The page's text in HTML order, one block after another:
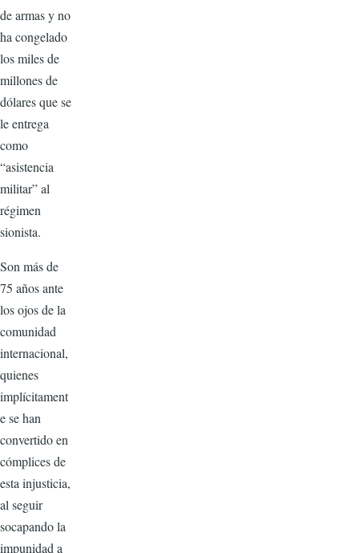
de armas y no
ha congelado
los miles de
millones de
dólares que se
le entrega
como
“asistencia
militar” al
régimen
sionista.
Son más de
75 años ante
los ojos de la
comunidad
internacional,
quienes
implícitament
e se han
convertido en
cómplices de
esta injusticia,
al seguir
socapando la
impunidad a